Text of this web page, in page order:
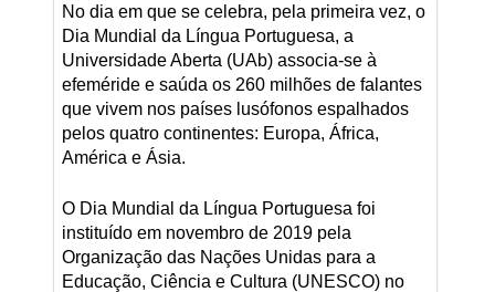
No dia em que se celebra, pela primeira vez, o
Dia Mundial da Língua Portuguesa, a
Universidade Aberta (UAb) associa-se à
efeméride e saúda os 260 milhões de falantes
que vivem nos países lusófonos espalhados
pelos quatro continentes: Europa, África,
América e Ásia.
O Dia Mundial da Língua Portuguesa foi
instituído em novembro de 2019 pela
Organização das Nações Unidas para a
Educação, Ciência e Cultura (UNESCO) no